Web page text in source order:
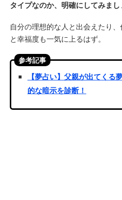
タイプなのか、明確にしてみまし
自分の理想的な人と出会えたり
と幸福度も一気に上るはず。
参考記事
【夢占い】父親が出てくる
的な暗示を診断！